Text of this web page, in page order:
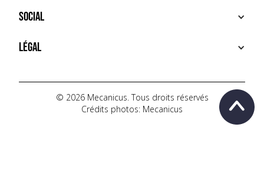
CONTACT
NEWS
VIDÉOS
AUTOPÉDIA
Social
INSTAGRAM
TIKTOK
YOUTUBE
Légal
POLITIQUE DE CONFIDENTIALITÉ
© 2026 Mecanicus. Tous droits réservés
Crédits photos: Mecanicus